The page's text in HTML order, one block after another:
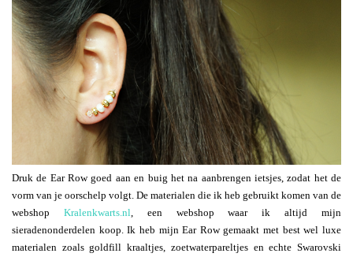
Druk de Ear Row goed aan en buig het na aanbrengen ietsjes, zodat het de
vorm van je oorschelp volgt. De materialen die ik heb gebruikt komen van de
webshop Kralenkwarts.nl, een webshop waar ik altijd mijn
sieradenonderdelen koop. Ik heb mijn Ear Row gemaakt met best wel luxe
materialen zoals goldfill kraaltjes, zoetwaterpareltjes en echte Swarovski